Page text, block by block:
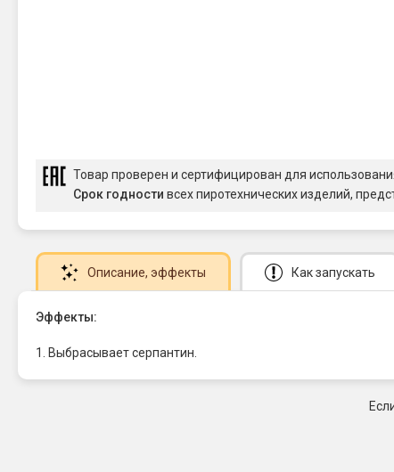
Товар проверен и сертифицирован для
Срок годности всех пиротехнических изделий,
Описание, эффекты Как запускать
Эффекты:
1. Выбрасывает серпантин.